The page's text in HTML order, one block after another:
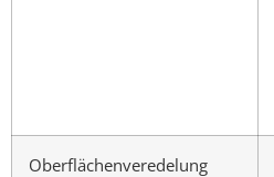
Oberflächenveredelung